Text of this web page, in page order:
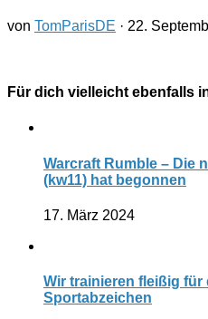
von TomParisDE · 22.
Für dich vielleicht ebenfalls
Warcraft Rumble – Die
(kw11) hat begonnen
17. März 2024
Wir trainieren fleißig für
Sportabzeichen